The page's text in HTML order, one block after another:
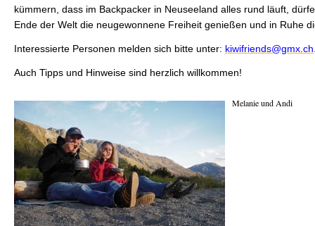
kümmern, dass im Backpacker in Neuseeland alles rund läuft,
Ende der Welt die neugewonnene Freiheit genießen und in Ruhe
Interessierte Personen melden sich bitte unter: kiwifriends@gmx.ch
Auch Tipps und Hinweise sind herzlich willkommen!
Melanie und Andi